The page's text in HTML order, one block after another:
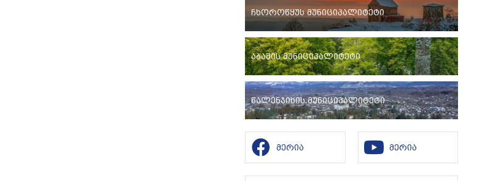
ჩხოროწყუს მუნიციპალიტეტი
აბაშის მუნიციპალიტეტი
წალენჯიხის მუნიციპალიტეტი
მერია მერია